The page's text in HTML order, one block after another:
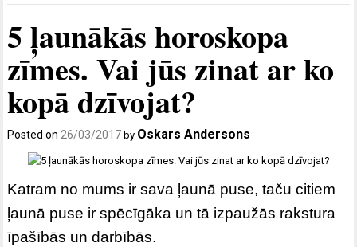
5 ļaunākās horoskopa
zīmes. Vai jūs zinat ar ko
kopā dzīvojat?
Posted on26/03/2017 by Oskars Andersons
Katram no mums ir sava ļaunā puse, taču citiem
ļaunā puse ir spēcīgāka un tā izpaužās rakstura
īpašībās un darbībās.